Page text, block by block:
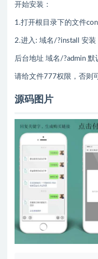
开始安装：
1.打开根目录下的文件
2.进入: 域名/?install 安
后台地址 域名/?admin
请给文件777权限，否则
源码图片